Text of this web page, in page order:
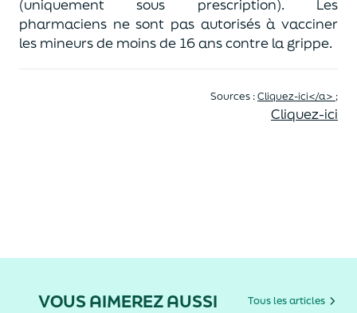
(uniquement sous prescription). Les
pharmaciens ne sont pas autorisés à vacciner
les mineurs de moins de 16 ans contre la grippe.
Sources :Cliquez-ici</a> ;
Cliquez-ici
VOUS AIMEREZ AUSSI Tous les articles